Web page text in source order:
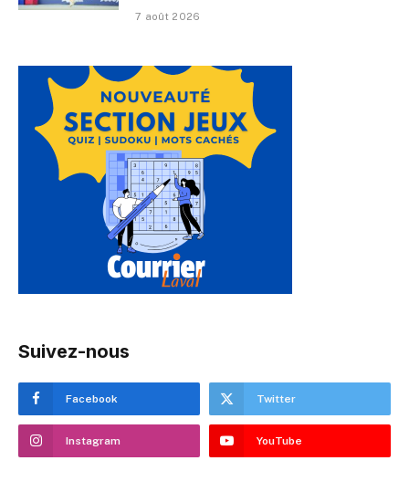
7 août 2026
Suivez-nous
Facebook Twitter
Instagram YouTube